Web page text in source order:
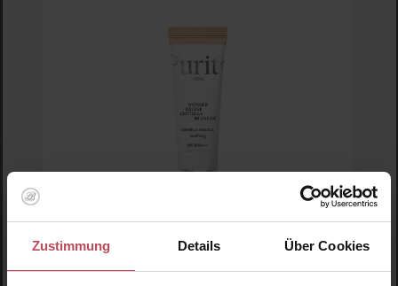
Zustimmung Details Über Cookies
Purito